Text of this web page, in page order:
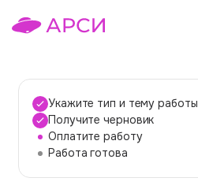
Темы работ
О сервисе
Укажите тип и тему работы
Получите черновик
Оплатите работу
Работа готова